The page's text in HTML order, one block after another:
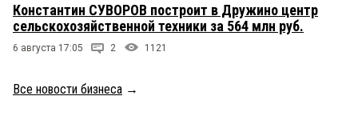
Константин СУВОРОВ построит в Дружино центр
сельскохозяйственной техники за 564 млн руб.
6 августа 17:05 2 1121
Все новости бизнеса →